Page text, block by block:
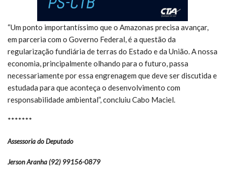
“Um ponto importantíssimo que o Amazonas precisa avançar,
em parceria com o Governo Federal, é a questão da
regularização fundiária de terras do Estado e da União. A nossa
economia, principalmente olhando para o futuro, passa
necessariamente por essa engrenagem que deve ser discutida e
estudada para que aconteça o desenvolvimento com
responsabilidade ambiental”, concluiu Cabo Maciel.
*******
Assessoria do Deputado
Jerson Aranha (92) 99156-0879